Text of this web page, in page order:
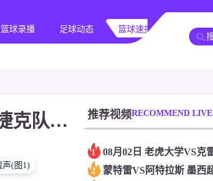
篮球录播 足球动态 篮球速报 全球联赛
[球迷报道]韩媒：韩国意外收获主场氛围，捷克队组织进攻便爆发出漫天嘘声 推荐视频RECOMMEND LIVE
1
2